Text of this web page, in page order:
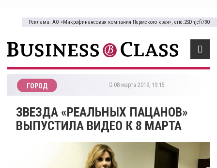
Реклама: АО «Микрофинансовая компания Пермского края», erid:2SDnjcfi73Q
ГОРОД 08 марта 2019, 19:15
ЗВЕЗДА «РЕАЛЬНЫХ ПАЦАНОВ»
ВЫПУСТИЛА ВИДЕО К 8 МАРТА